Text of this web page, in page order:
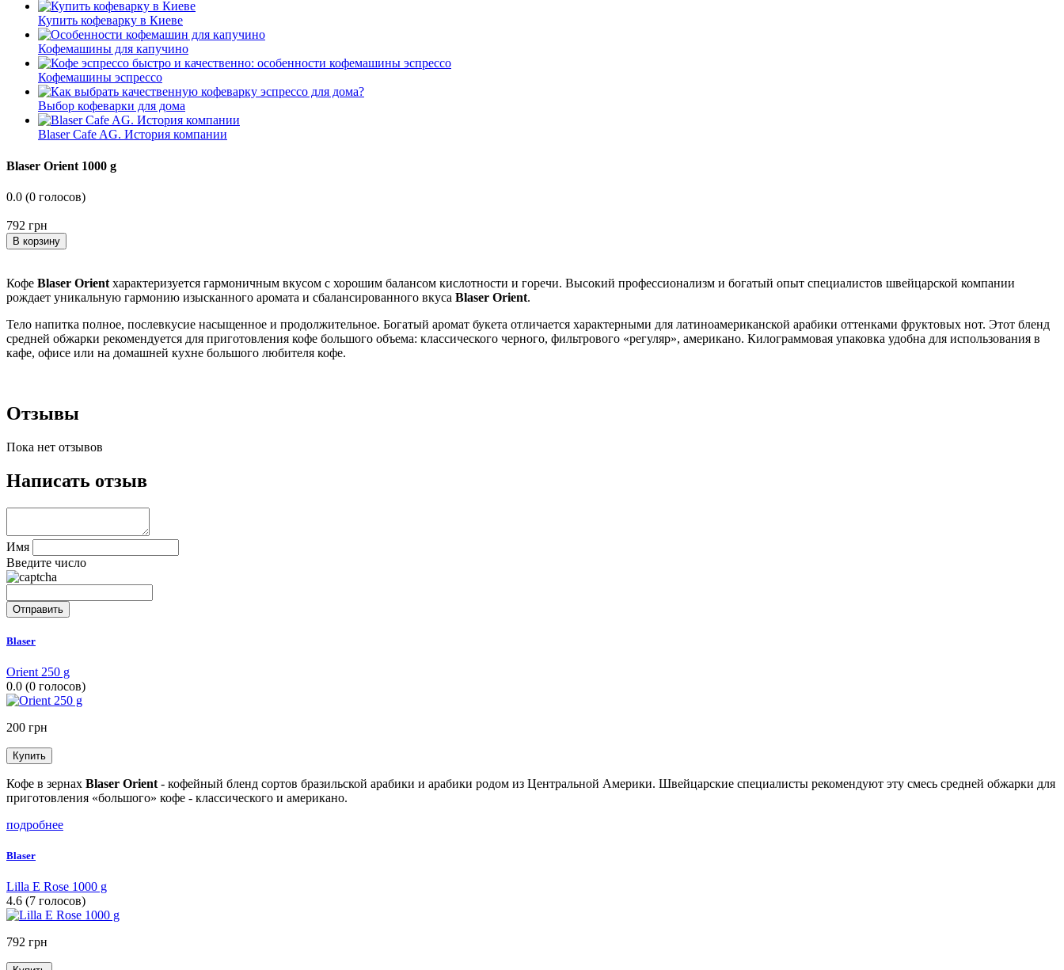
Купить кофеварку в Киеве
Кофемашины для капучино
Кофемашины эспрессо
Выбор кофеварки для дома
Blaser Cafe AG. История компании
Blaser Orient 1000 g
0.0 (0 голосов)
792 грн
В корзину
Кофе Blaser Orient характеризуется гармоничным вкусом с хорошим балансом кислотности и горечи. Высокий профессионализм и богатый опыт специалистов швейцарской компании
рождает уникальную гармонию изысканного аромата и сбалансированного вкуса Blaser Orient.
Тело напитка полное, послевкусие насыщенное и продолжительное. Богатый аромат букета отличается характерными для латиноамериканской арабики оттенками фруктовых нот. Этот бленд
средней обжарки рекомендуется для приготовления кофе большого объема: классического черного, фильтрового «регуляр», американо. Килограммовая упаковка удобна для использования в
кафе, офисе или на домашней кухне большого любителя кофе.
Отзывы
Пока нет отзывов
Написать отзыв
Имя
Введите число
Blaser
Orient 250 g
0.0 (0 голосов)
200 грн
Кофе в зернах Blaser Orient - кофейный бленд сортов бразильской арабики и арабики родом из Центральной Америки. Швейцарские специалисты рекомендуют эту смесь средней обжарки для
приготовления «большого» кофе - классического и американо.
подробнее
Blaser
Lilla E Rose 1000 g
4.6 (7 голосов)
792 грн